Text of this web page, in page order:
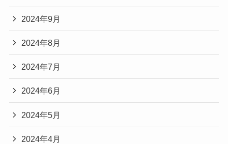
2024年9月
2024年8月
2024年7月
2024年6月
2024年5月
2024年4月